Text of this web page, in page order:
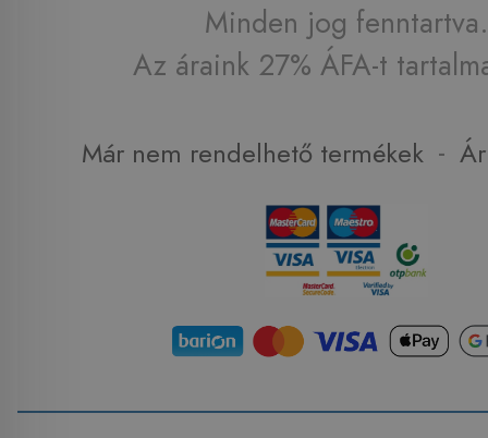
Minden jog fenntartva.
Az áraink 27% ÁFA-t
Már nem rendelhető termékek -